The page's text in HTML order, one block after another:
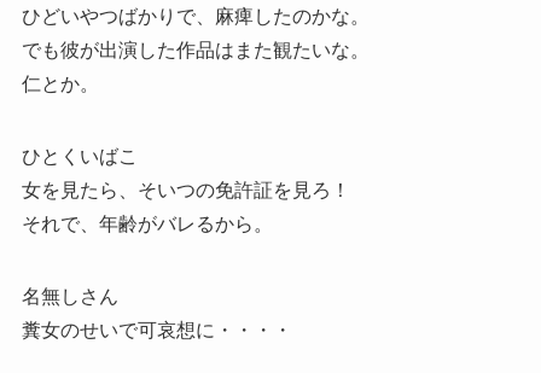
ひどいやつばかりで、麻痺したのかな。
でも彼が出演した作品はまた観たいな。
仁とか。
ひとくいばこ
女を見たら、そいつの免許証を見ろ！
それで、年齢がバレるから。
名無しさん
糞女のせいで可哀想に・・・・